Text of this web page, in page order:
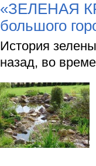
«ЗЕЛЕНАЯ
большого
История
назад, во